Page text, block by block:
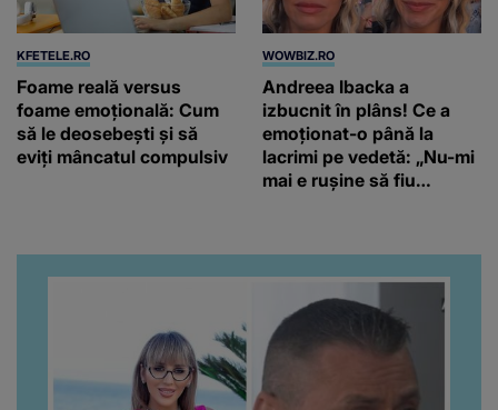
KFETELE.RO
Foame reală versus
foame emoțională: Cum
să le deosebești și să
eviți mâncatul compulsiv
WOWBIZ.RO
Andreea Ibacka a
izbucnit în plâns! Ce a
emoționat-o până la
lacrimi pe vedetă: „Nu-mi
mai e rușine să fiu